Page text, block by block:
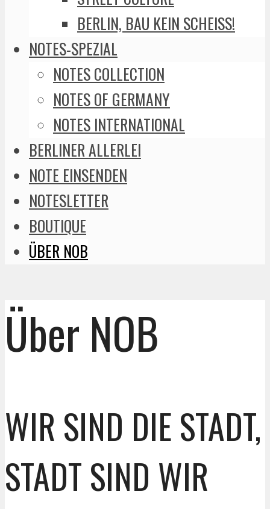
BERLIN, BAU KEIN SCHEISS!
NOTES-SPEZIAL
NOTES COLLECTION
NOTES OF GERMANY
NOTES INTERNATIONAL
BERLINER ALLERLEI
NOTE EINSENDEN
NOTESLETTER
BOUTIQUE
ÜBER NOB
Über NOB
WIR SIND DIE
STADT SIND WIR